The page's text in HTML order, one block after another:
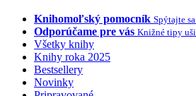
Knihomoľský pomocník Spýtajte
Odporúčame pre vás Knižné tipy
Všetky knihy
Knihy roka 2025
Bestsellery
Novinky